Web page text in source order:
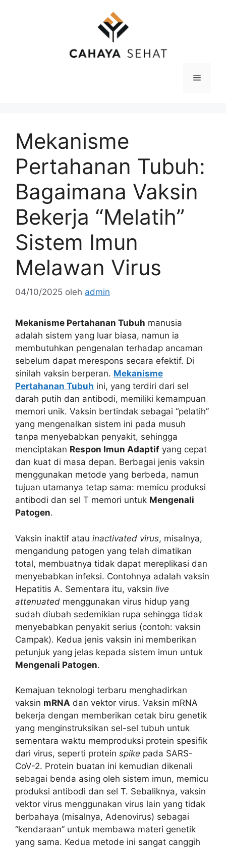
Menu
Mekanisme
Pertahanan Tubuh:
Bagaimana Vaksin
Bekerja “Melatih”
Sistem Imun
Melawan Virus
04/10/2025 oleh admin
Mekanisme Pertahanan Tubuh manusia
adalah sistem yang luar biasa, namun ia
membutuhkan pengenalan terhadap ancaman
sebelum dapat merespons secara efektif. Di
sinilah vaksin berperan. Mekanisme
Pertahanan Tubuh ini, yang terdiri dari sel
darah putih dan antibodi, memiliki kemampuan
memori unik. Vaksin bertindak sebagai “pelatih”
yang mengenalkan sistem ini pada musuh
tanpa menyebabkan penyakit, sehingga
menciptakan Respon Imun Adaptif yang cepat
dan kuat di masa depan. Berbagai jenis vaksin
menggunakan metode yang berbeda, namun
tujuan utamanya tetap sama: memicu produksi
antibodi dan sel T memori untuk Mengenali
Patogen.
Vaksin inaktif atau inactivated virus, misalnya,
mengandung patogen yang telah dimatikan
total, membuatnya tidak dapat mereplikasi dan
menyebabkan infeksi. Contohnya adalah vaksin
Hepatitis A. Sementara itu, vaksin live
attenuated menggunakan virus hidup yang
sudah diubah sedemikian rupa sehingga tidak
menyebabkan penyakit serius (contoh: vaksin
Campak). Kedua jenis vaksin ini memberikan
petunjuk yang jelas kepada sistem imun untuk
Mengenali Patogen.
Kemajuan teknologi terbaru menghadirkan
vaksin mRNA dan vektor virus. Vaksin mRNA
bekerja dengan memberikan cetak biru genetik
yang menginstruksikan sel-sel tubuh untuk
sementara waktu memproduksi protein spesifik
dari virus, seperti protein spike pada SARS-
CoV-2. Protein buatan ini kemudian dikenali
sebagai benda asing oleh sistem imun, memicu
produksi antibodi dan sel T. Sebaliknya, vaksin
vektor virus menggunakan virus lain yang tidak
berbahaya (misalnya, Adenovirus) sebagai
“kendaraan” untuk membawa materi genetik
yang sama. Kedua metode ini sangat canggih